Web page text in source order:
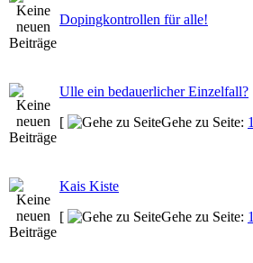
Dopingkontrollen für alle!
Ulle ein bedauerlicher Einzelfall?
[
Gehe zu Seite: 1
Kais Kiste
[
Gehe zu Seite: 1